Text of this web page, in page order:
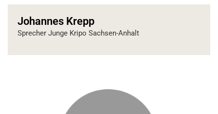
Johannes Krepp
Sprecher Junge Kripo Sachsen-Anhalt